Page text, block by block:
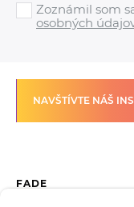
Zoznámil som
osobných
NAVŠTÍVTE NÁŠ
FADE